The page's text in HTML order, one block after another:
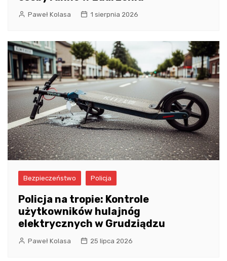
Paweł Kolasa 1 sierpnia 2026
Bezpieczeństwo Policja
Policja na tropie: Kontrole
użytkowników hulajnóg
elektrycznych w Grudziądzu
Paweł Kolasa 25 lipca 2026